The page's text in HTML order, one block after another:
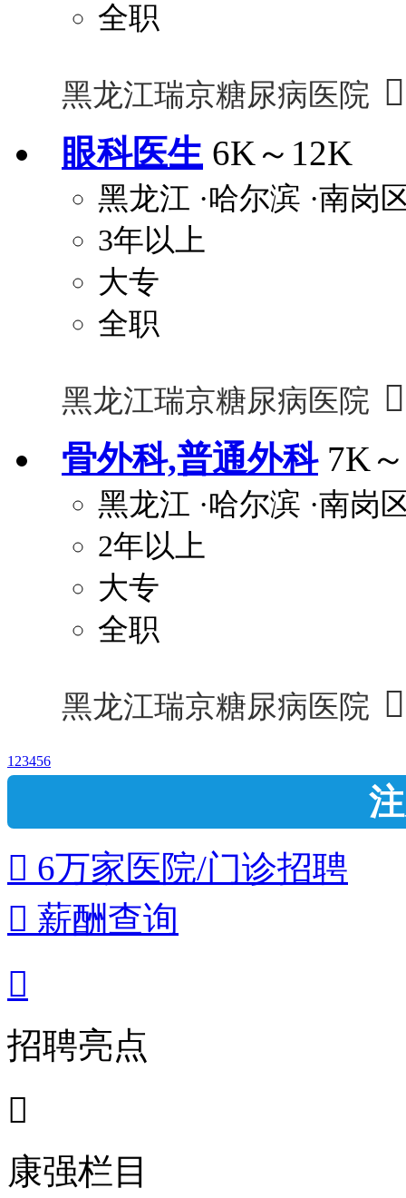
全职
黑龙江瑞京糖尿病医院 
眼科医生 6K～12K
黑龙江 ·哈尔滨 ·南岗
3年以上
大专
全职
黑龙江瑞京糖尿病医院 
骨外科,普通外科 7K
黑龙江 ·哈尔滨 ·南岗
2年以上
大专
全职
黑龙江瑞京糖尿病医院 
1 23456
 6万家医院/门诊招聘
 薪酬查询

招聘亮点

康强栏目